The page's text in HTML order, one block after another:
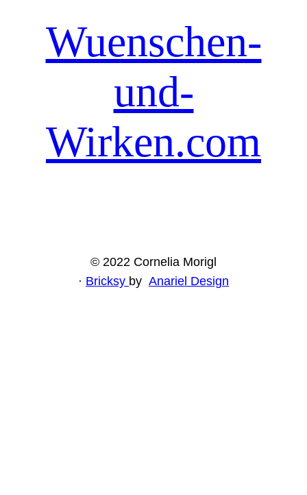
Wuenschen-
und-
Wirken.com
© 2022 Cornelia Morigl
· Bricksy by Anariel Design